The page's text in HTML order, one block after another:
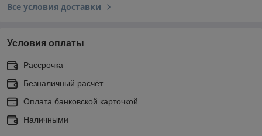
Все условия доставки
Условия оплаты
Рассрочка
Безналичный расчёт
Оплата банковской карточкой
Наличными